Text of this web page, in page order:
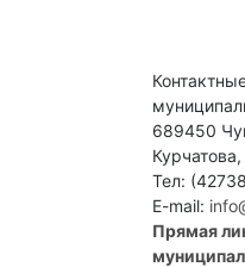
689450
Курчатова,
Тел:
E-mail:
Прямая